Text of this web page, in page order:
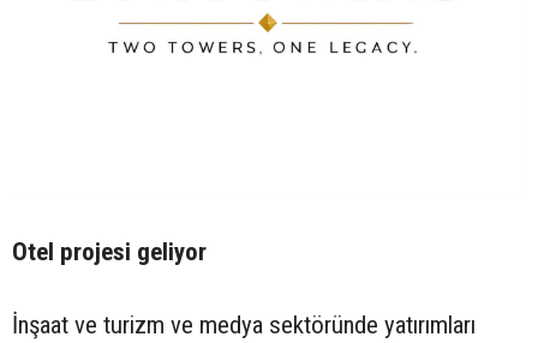
Otel projesi geliyor
İnşaat ve turizm ve medya sektöründe yatırımları